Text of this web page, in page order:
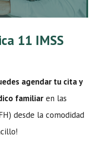
11 IMSS
agendar tu cita y
familiar en las
desde la comodidad